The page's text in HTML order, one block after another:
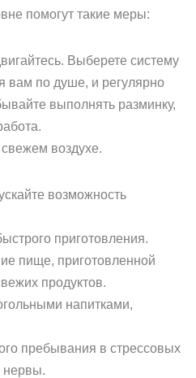
помогут такие меры:
Выберете систему
вам по душе, и регулярно
выполнять разминку,
воздухе.
возможность
приготовления.
пище, приготовленной
продуктов.
напитками,
пребывания в стрессовых
нервы.